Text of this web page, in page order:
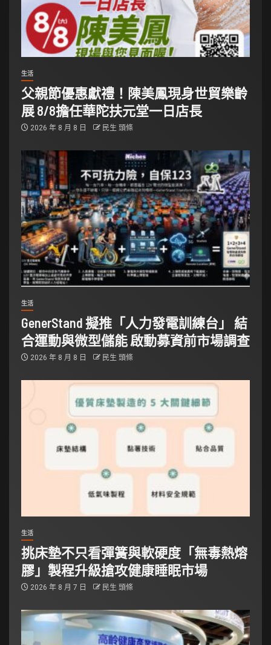
生活
父親節優惠獻禮！陳美鳳現身世貿樂齡
展 8/8擔任華陀扶元堂一日店長
2026 年 8 月 8 日 民生 頭條
生活
GenerStand 擬推「人力發電訓練台」 結
合運動與微型儲能 啟動募資前市場調查
2026 年 8 月 8 日 民生 頭條
生活
挑床墊不只看彈簧與軟硬度「無毒熱熔
膠」製程升級搶攻健康睡眠市場
2026 年 8 月 7 日 民生 頭條